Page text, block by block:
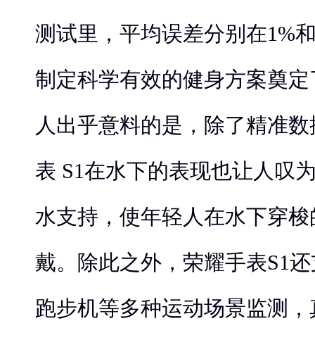
测试里，平均误差分别在1%
制定科学有效的健身方案奠
人出乎意料的是，除了精准
表 S1在水下的表现也让人叹
水支持，使年轻人在水下穿
戴。除此之外，荣耀手表S1
跑步机等多种运动场景监测